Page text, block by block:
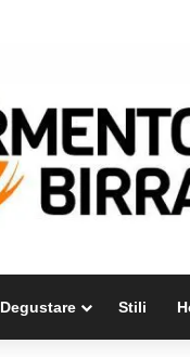
Degustare Stili